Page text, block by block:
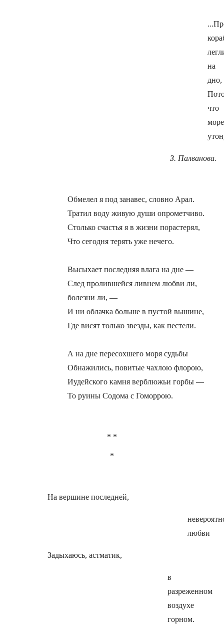
на
дно,
что
море
З. Палванова.
Обмелел я под занавес, словно Арал.
Тратил воду живую души опрометчиво.
Столько счастья я в жизни порастерял,
Что сегодня терять уже нечего.
Высыхает последняя влага на дне —
След пролившейся ливнем любви ли,
болезни ли, —
И ни облачка больше в пустой вышине,
Где висят только звезды, как пестели.
А на дне пересохшего моря судьбы
Обнажились, повитые чахлою флорою,
Иудейского камня верблюжьи горбы —
То руины Содома с Гоморрою.
* *
*
На вершине последней,
любви
Задыхаюсь, астматик,
в
разреженном
воздухе
горном.